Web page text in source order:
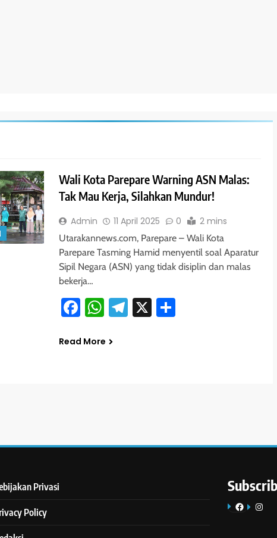
Wali Kota Parepare Warning ASN Malas:
Tak Mau Kerja, Silahkan Mundur!
Admin 11 April 2025 0 2 mins
Utarakannews.com, Parepare – Wali Kota
Parepare Tasming Hamid menyentil soal Aparatur
Sipil Negara (ASN) yang tidak disiplin dan malas
bekerja…
Facebook
WhatsApp
Telegram
X Share
Read More
Privasi
Policy Facebook